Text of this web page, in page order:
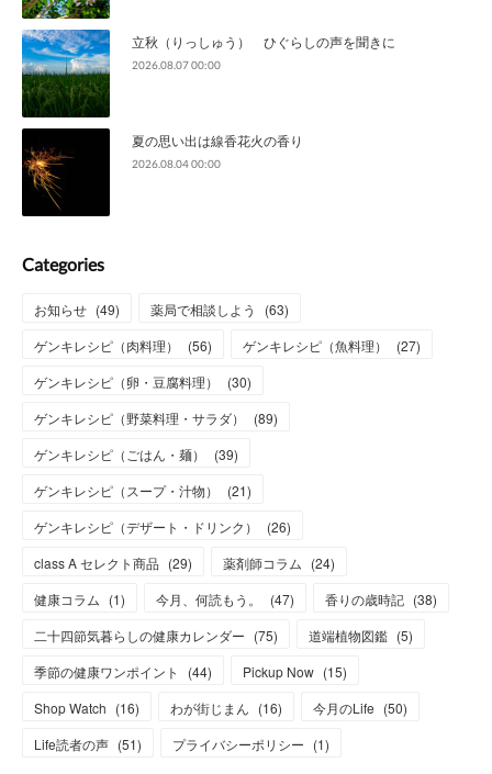
立秋（りっしゅう） ひぐらしの声を聞きに
2026.08.07 00:00
夏の思い出は線香花火の香り
2026.08.04 00:00
Categories
お知らせ (49) 薬局で相談しよう (63)
ゲンキレシピ（肉料理）
(56) ゲンキレシピ（魚料理） (27)
ゲンキレシピ（卵・豆腐料理）
(30)
ゲンキレシピ（野菜料理・サラダ）
(89)
ゲンキレシピ（ごはん・麺）
(39)
ゲンキレシピ（スープ・汁物）
(21)
ゲンキレシピ（デザート・ドリンク）
(26)
class A セレクト商品 (29) 薬剤師コラム (24)
健康コラム (1) 今月、何読もう。 (47) 香りの歳時記 (38)
二十四節気暮らしの健康カレンダー (75) 道端植物図鑑 (5)
季節の健康ワンポイント
(44) Pickup Now (15)
Shop Watch (16) わが街じまん (16) 今月のLife (50)
Life読者の声 (51) プライバシーポリシー (1)